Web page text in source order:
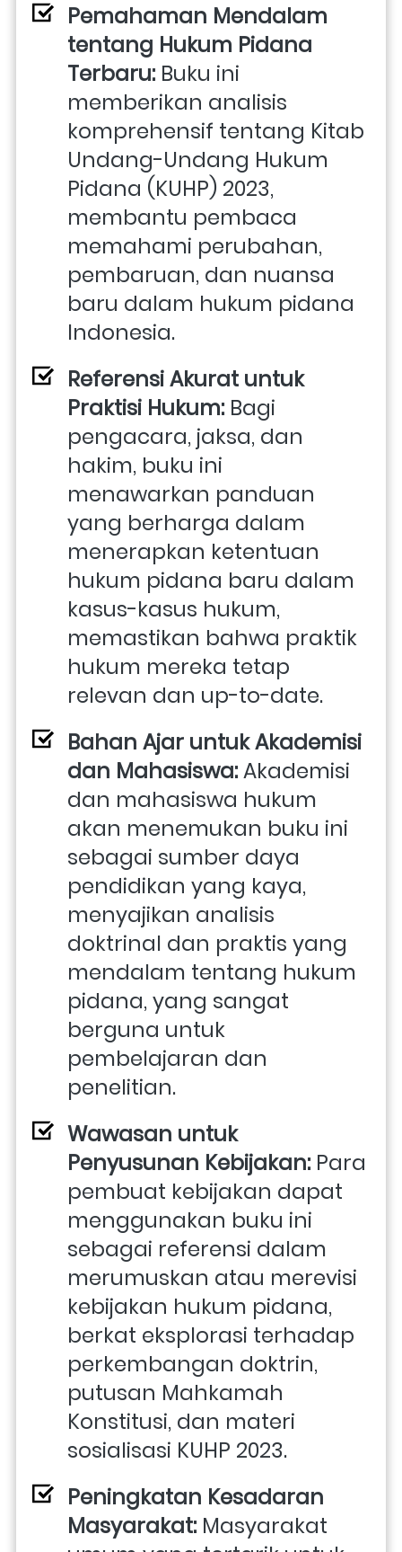
Pemahaman Mendalam
tentang Hukum Pidana
Terbaru: Buku ini
memberikan analisis
komprehensif tentang Kitab
Undang-Undang Hukum
Pidana (KUHP) 2023,
membantu pembaca
memahami perubahan,
pembaruan, dan nuansa
baru dalam hukum pidana
Indonesia.
Referensi Akurat untuk
Praktisi Hukum: Bagi
pengacara, jaksa, dan
hakim, buku ini
menawarkan panduan
yang berharga dalam
menerapkan ketentuan
hukum pidana baru dalam
kasus-kasus hukum,
memastikan bahwa praktik
hukum mereka tetap
relevan dan up-to-date.
Bahan Ajar untuk Akademisi
dan Mahasiswa: Akademisi
dan mahasiswa hukum
akan menemukan buku ini
sebagai sumber daya
pendidikan yang kaya,
menyajikan analisis
doktrinal dan praktis yang
mendalam tentang hukum
pidana, yang sangat
berguna untuk
pembelajaran dan
penelitian.
Wawasan untuk
Penyusunan Kebijakan: Para
pembuat kebijakan dapat
menggunakan buku ini
sebagai referensi dalam
merumuskan atau merevisi
kebijakan hukum pidana,
berkat eksplorasi terhadap
perkembangan doktrin,
putusan Mahkamah
Konstitusi, dan materi
sosialisasi KUHP 2023.
Peningkatan Kesadaran
Masyarakat: Masyarakat